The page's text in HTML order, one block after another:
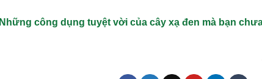
Những công dụng tuyệt vời của cây xạ đen mà bạn